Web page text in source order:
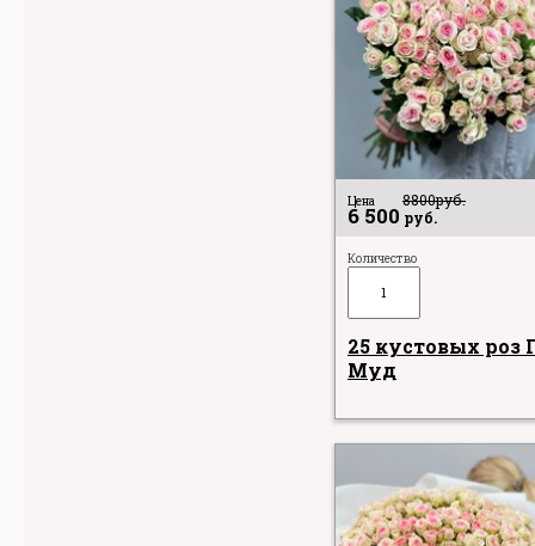
Цена 8800руб.
6 500 руб.
Количество
25 кустовых роз
Муд